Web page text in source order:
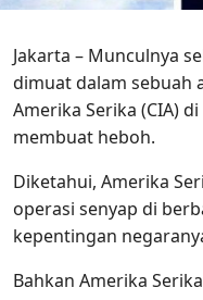
Jakarta – Munculnya
dimuat dalam sebuah
Amerika Serika (CIA)
membuat heboh.
Diketahui, Amerika
operasi senyap di
kepentingan
Bahkan Amerika